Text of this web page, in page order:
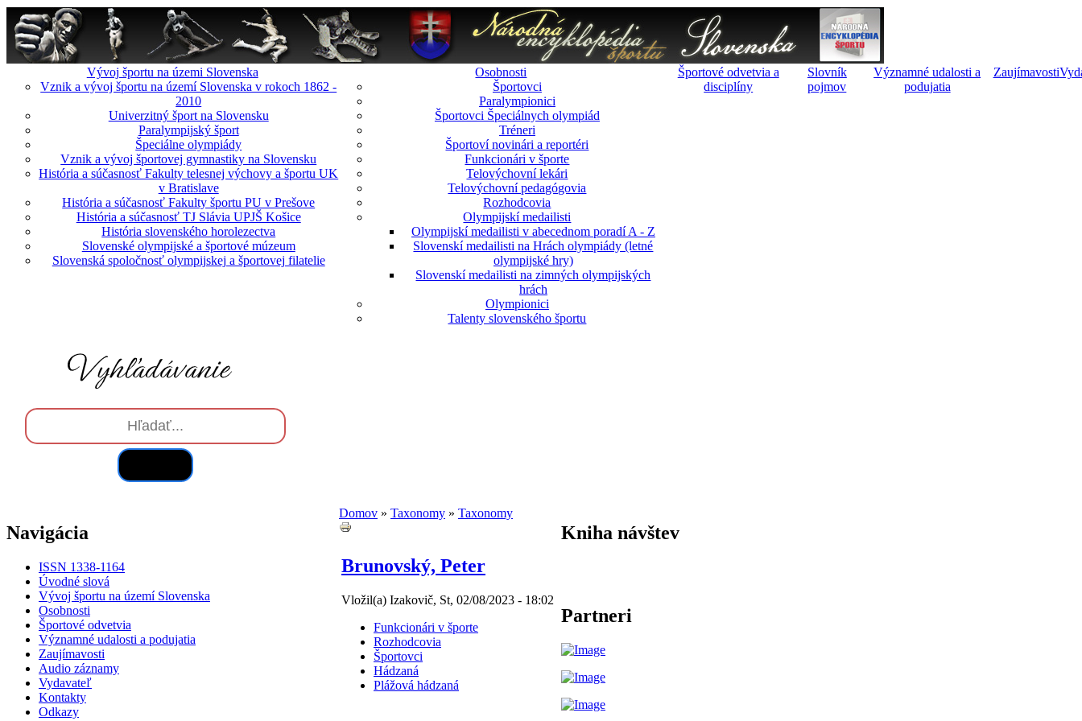
Vývoj športu na územi Slovenska
Vznik a vývoj športu na území Slovenska v rokoch 1862 -
2010
Univerzitný šport na Slovensku
Paralympijský šport
Špeciálne olympiády
Vznik a vývoj športovej gymnastiky na Slovensku
História a súčasnosť Fakulty telesnej výchovy a športu UK
v Bratislave
História a súčasnosť Fakulty športu PU v Prešove
História a súčasnosť TJ Slávia UPJŠ Košice
História slovenského horolezectva
Slovenské olympijské a športové múzeum
Slovenská spoločnosť olympijskej a športovej filatelie
Osobnosti
Športovci
Paralympionici
Športovci Špeciálnych olympiád
Tréneri
Športoví novinári a reportéri
Funkcionári v športe
Telovýchovní lekári
Telovýchovní pedagógovia
Rozhodcovia
Olympijskí medailisti
Olympijskí medailisti v abecednom poradí A - Z
Slovenskí medailisti na Hrách olympiády (letné
olympijské hry)
Slovenskí medailisti na zimných olympijských
hrách
Olympionici
Talenty slovenského športu
Športové odvetvia a
disciplíny
Slovník
pojmov
Významné udalosti a
podujatia
Zaujímavosti
Navigácia
ISSN 1338-1164
Úvodné slová
Vývoj športu na území Slovenska
Osobnosti
Športové odvetvia
Významné udalosti a podujatia
Zaujímavosti
Audio záznamy
Vydavateľ
Kontakty
Odkazy
Domov » Taxonomy » Taxonomy
Brunovský, Peter
Vložil(a) Izakovič, St, 02/08/2023 - 18:02
Funkcionári v športe
Rozhodcovia
Športovci
Hádzaná
Plážová hádzaná
Kniha návštev
Partneri